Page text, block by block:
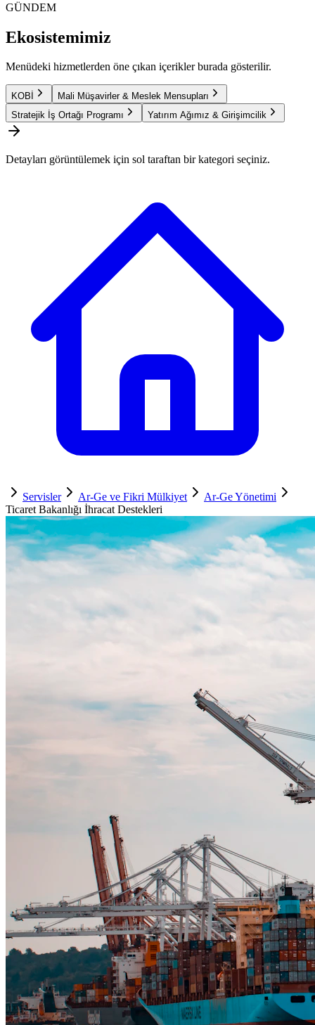
GÜNDEM
Ekosistemimiz
Menüdeki hizmetlerden öne çıkan içerikler burada gösterilir.
KOBİ
Mali Müşavirler & Meslek Mensupları
Stratejik İş Ortağı Programı
Yatırım Ağımız & Girişimcilik
Detayları görüntülemek için sol taraftan bir kategori seçiniz.
Servisler Ar-Ge ve Fikri Mülkiyet
Ar-Ge Yönetimi
Ticaret Bakanlığı İhracat Destekleri